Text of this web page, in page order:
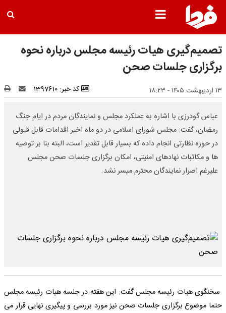
تصمیم‌گیری هیات رئیسه مجلس درباره نحوه
برگزاری جلسات صحن
۱۳ اردیبهشت ۱۴۰۵ - ۱۸:۲۳ کد خبر: 1397610
عباس گودرزی با اشاره به عملکرد مجلس و نمایندگان مردم در ایام جنگ
رمضان، گفت: مجلس شورای اسلامی در دو ماه اخیر اقدامات قابل قبولی
در حوزه نظارتی انجام داده که بسیار قابل تقدیر است، البته بنا بر توصیه
ها و مکاتبات نهادهای امنیتی، امکان برگزاری جلسات صحن مجلس
علیرغم اصرار نمایندگان محترم میسر نشد.
سخنگوی هیات رئیسه مجلس گفت: این هفته در جلسه هیات رئیسه مجلس
حتما موضوع برگزاری جلسات صحن نیز مورد بررسی و پیگیری نهایی قرار می